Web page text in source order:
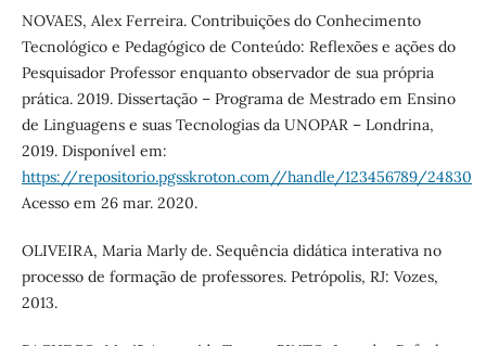
NOVAES, Alex Ferreira. Contribuições do Conhecimento
Tecnológico e Pedagógico de Conteúdo: Reflexões e ações do
Pesquisador Professor enquanto observador de sua própria
prática. 2019. Dissertação – Programa de Mestrado em Ensino
de Linguagens e suas Tecnologias da UNOPAR – Londrina,
2019. Disponível em:
https://repositorio.pgsskroton.com//handle/123456789/24830
Acesso em 26 mar. 2020.
OLIVEIRA, Maria Marly de. Sequência didática interativa no
processo de formação de professores. Petrópolis, RJ: Vozes,
2013.